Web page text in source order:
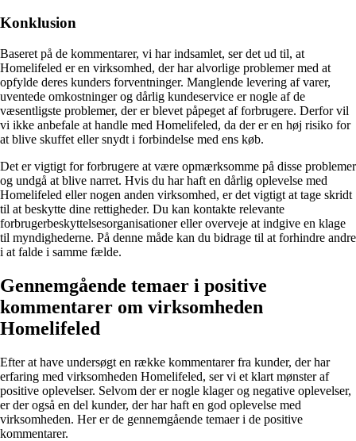
Konklusion
Baseret på de kommentarer, vi har indsamlet, ser det ud til, at
Homelifeled er en virksomhed, der har alvorlige problemer med at
opfylde deres kunders forventninger. Manglende levering af varer,
uventede omkostninger og dårlig kundeservice er nogle af de
væsentligste problemer, der er blevet påpeget af forbrugere. Derfor vil
vi ikke anbefale at handle med Homelifeled, da der er en høj risiko for
at blive skuffet eller snydt i forbindelse med ens køb.
Det er vigtigt for forbrugere at være opmærksomme på disse problemer
og undgå at blive narret. Hvis du har haft en dårlig oplevelse med
Homelifeled eller nogen anden virksomhed, er det vigtigt at tage skridt
til at beskytte dine rettigheder. Du kan kontakte relevante
forbrugerbeskyttelsesorganisationer eller overveje at indgive en klage
til myndighederne. På denne måde kan du bidrage til at forhindre andre
i at falde i samme fælde.
Gennemgående temaer i positive
kommentarer om virksomheden
Homelifeled
Efter at have undersøgt en række kommentarer fra kunder, der har
erfaring med virksomheden Homelifeled, ser vi et klart mønster af
positive oplevelser. Selvom der er nogle klager og negative oplevelser,
er der også en del kunder, der har haft en god oplevelse med
virksomheden. Her er de gennemgående temaer i de positive
kommentarer.